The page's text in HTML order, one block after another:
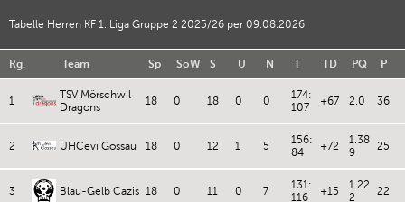
Tabelle Herren KF 1. Liga Gruppe 2 2025/26 per 09.08.2026
Rg. Team Sp SoW S U N T TD PQ P
1
TSV Mörschwil
Dragons
18 0 18 0 0
174:
107
+67 2.0 36
2 UHCevi Gossau 18 0 12 1 5
156:
84
+72
1.38
9
25
3 Blau-Gelb Cazis 18 0 11 0 7
131:
116
+15
1.22
2
22